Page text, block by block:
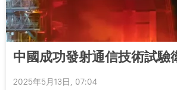
中國成功發射通信技術試驗
2025年5月13日, 07:04